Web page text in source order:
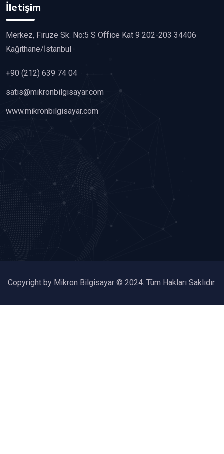
İletişim
Merkez, Firuze Sk. No:5 S Office Kat 9 202-203 34406
Kağıthane/İstanbul
+90 (212) 639 74 04
satis@mikronbilgisayar.com
www.mikronbilgisayar.com
Copyright by Mikron Bilgisayar © 2024. Tüm Hakları Saklıdır.